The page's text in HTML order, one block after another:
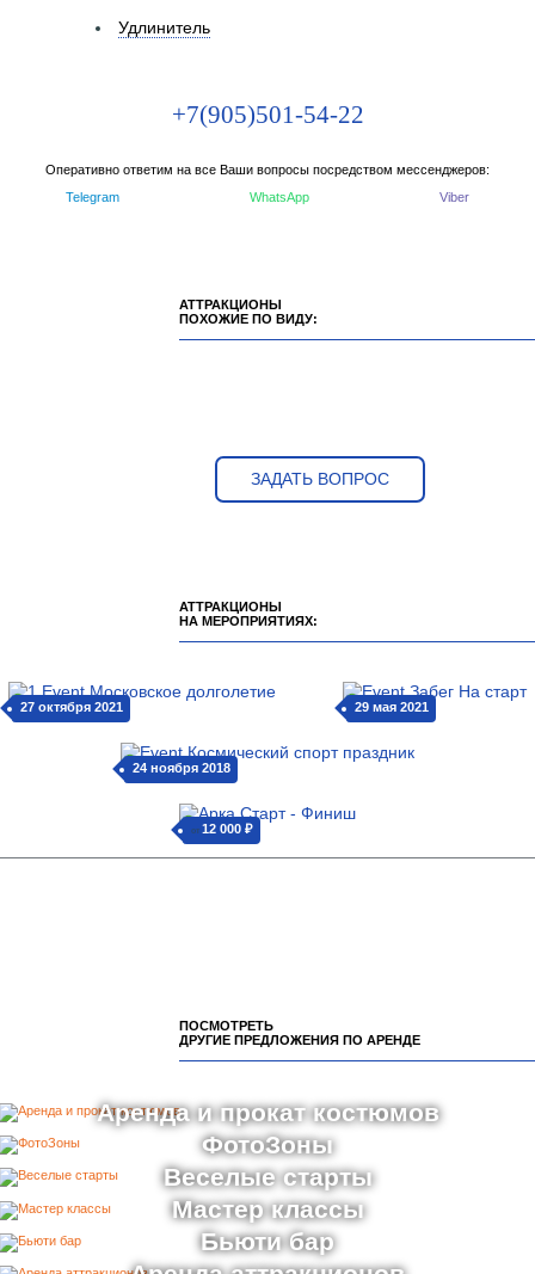
Удлинитель
+7(905)501-54-22
Оперативно ответим на все Ваши вопросы посредством мессенджеров:
Telegram
WhatsApp Viber
АТТРАКЦИОНЫ
ПОХОЖИЕ ПО ВИДУ:
ЗАДАТЬ ВОПРОС
АТТРАКЦИОНЫ
НА МЕРОПРИЯТИЯХ:
27 октября 2021 29 мая 2021
24 ноября 2018
от 12 000 ₽
ПОСМОТРЕТЬ
ДРУГИЕ ПРЕДЛОЖЕНИЯ ПО АРЕНДЕ
Аренда и прокат костюмов
ФотоЗоны
Веселые старты
Мастер классы
Бьюти бар